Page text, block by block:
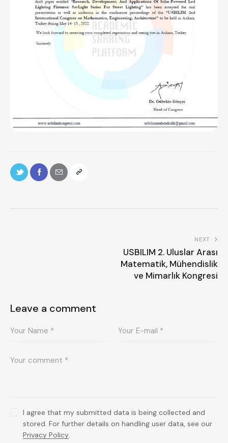
NEXT
USBILIM 2. Uluslar Arası
Matematik, Mühendislik
ve Mimarlık Kongresi
Leave a comment
I agree that my submitted data is being collected and
stored. For further details on handling user data, see our
Privacy Policy.